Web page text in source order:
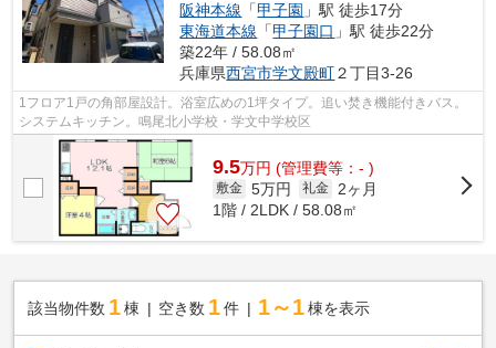
阪神本線 「甲子園 」駅 徒歩17分
東海道本線 「甲子園口 」駅 徒歩22分
築22年 / 58.08㎡
兵庫県西宮市学文殿町２丁目3-26
1フロア1戸の角部屋設計。浴室広めの1坪タイプ。追い焚き機能付きバス。
システムキッチン。鳴尾北小学校・学文中学校区
9.5万円 (管理費等：- )
敷金 5万円 礼金
2ヶ月
1階 / 2LDK / 58.08㎡
該当物件数 1棟 空き数 1 件 1～1 棟を表示